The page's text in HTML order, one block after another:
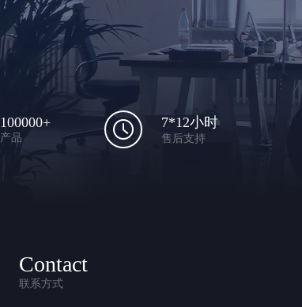
100000+
产品
7*12小时
售后支持
Contact
联系方式